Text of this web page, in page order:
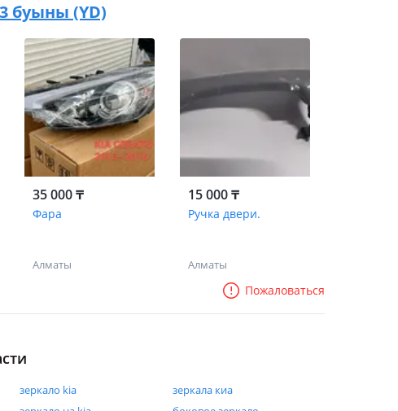
буыны (YD)
35 000 ₸
Фара
Алматы
15 000 ₸
Ручка двери.
Алматы
Пожаловаться
зеркало kia
зеркала киа